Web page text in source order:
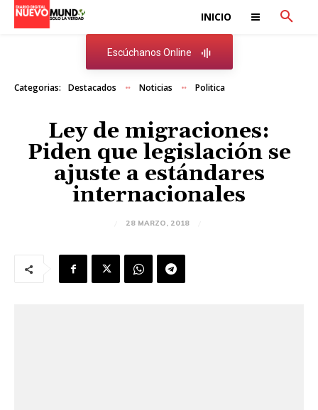
INICIO
Escúchanos Online
Categorias: Destacados Noticias Politica
Ley de migraciones:
Piden que legislación se
ajuste a estándares
internacionales
28 MARZO, 2018